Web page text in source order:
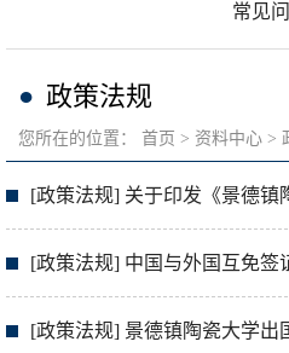
常见
政策法规
您所在的位置： 首页 资料中心